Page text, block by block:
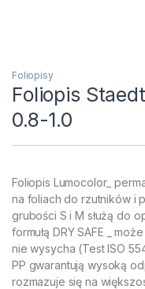
Foliopisy
Foliopis
0.8-1.0
Foliopis Lumocolor_
na foliach do rzutników i
grubości S i M służą do
formułą DRY SAFE _
nie wysycha (Test ISO
PP gwarantują wysoką
rozmazuje się na